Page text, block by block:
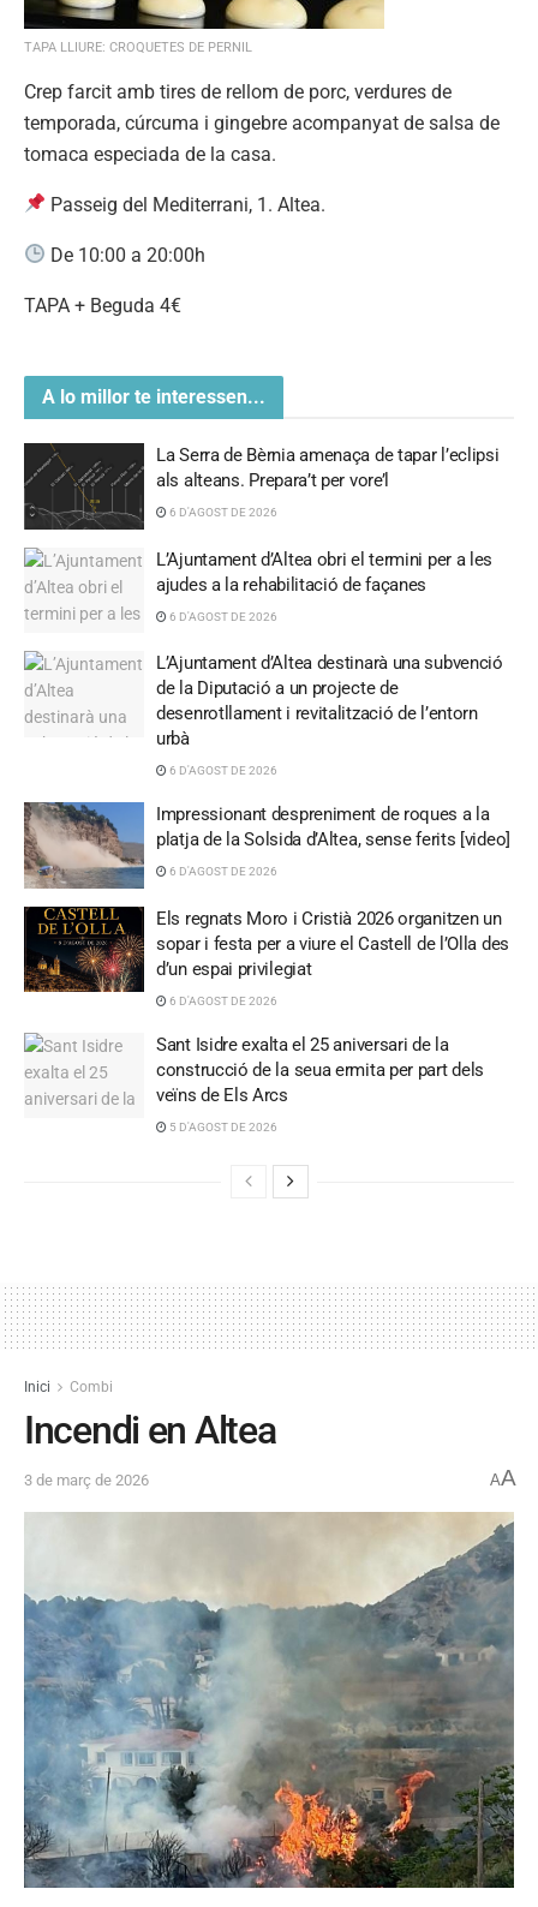
TAPA LLIURE: CROQUETES DE PERNIL
Crep farcit amb tires de rellom de porc, verdures de
temporada, cúrcuma i gingebre acompanyat de salsa de
tomaca especiada de la casa.
Passeig del Mediterrani, 1. Altea.
De 10:00 a 20:00h
TAPA + Beguda 4€
A lo millor te interessen...
La Serra de Bèrnia amenaça de tapar l’eclipsi
als alteans. Prepara’t per vore’l
6 D'AGOST DE 2026
L’Ajuntament d’Altea obri el termini per a les
ajudes a la rehabilitació de façanes
6 D'AGOST DE 2026
L’Ajuntament d’Altea destinarà una subvenció
de la Diputació a un projecte de
desenrotllament i revitalització de l’entorn
urbà
6 D'AGOST DE 2026
Impressionant despreniment de roques a la
platja de la Solsida d’Altea, sense ferits [video]
6 D'AGOST DE 2026
Els regnats Moro i Cristià 2026 organitzen un
sopar i festa per a viure el Castell de l’Olla des
d’un espai privilegiat
6 D'AGOST DE 2026
Sant Isidre exalta el 25 aniversari de la
construcció de la seua ermita per part dels
veïns de Els Arcs
5 D'AGOST DE 2026
Inici Combi
Incendi en Altea
3 de març de 2026 AA